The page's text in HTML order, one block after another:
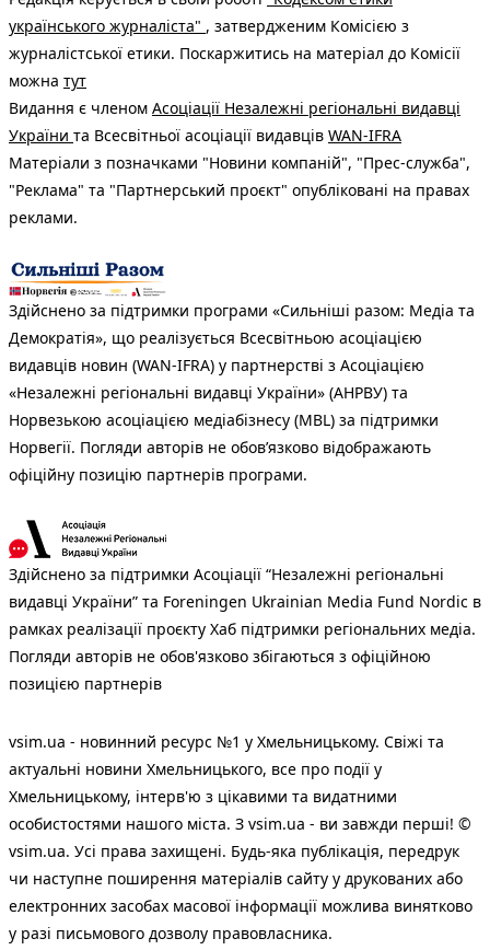
українського журналіста" , затвердженим Комісією з
журналістської етики. Поскаржитись на матеріал до Комісії
можна тут
Видання є членом Асоціації Незалежні регіональні видавці
України та Всесвітньої асоціації видавців WAN-IFRA
Матеріали з позначками "Новини компаній", "Прес-служба",
"Реклама" та "Партнерський проєкт" опубліковані на правах
реклами.
Здійснено за підтримки програми «Сильніші разом: Медіа та
Демократія», що реалізується Всесвітньою асоціацією
видавців новин (WAN-IFRA) у партнерстві з Асоціацією
«Незалежні регіональні видавці України» (АНРВУ) та
Норвезькою асоціацією медіабізнесу (MBL) за підтримки
Норвегії. Погляди авторів не обов’язково відображають
офіційну позицію партнерів програми.
Здійснено за підтримки Асоціації “Незалежні регіональні
видавці України” та Foreningen Ukrainian Media Fund Nordic в
рамках реалізації проєкту Хаб підтримки регіональних медіа.
Погляди авторів не обов'язково збігаються з офіційною
позицією партнерів
vsim.ua - новинний ресурс №1 у Хмельницькому. Свіжі та
актуальні новини Хмельницького, все про події у
Хмельницькому, інтерв'ю з цікавими та видатними
особистостями нашого міста. З vsim.ua - ви завжди перші! ©
vsim.ua. Усі права захищені. Будь-яка публiкацiя, передрук
чи наступне поширення матеріалів сайту у друкованих або
електронних засобах масової інформації можлива винятково
у разі письмового дозволу правовласника.